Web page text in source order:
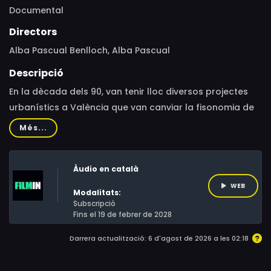
Documental
Directors
Alba Pascual Benlloch, Alba Pascual
Descripció
En la dècada dels 90, van tenir lloc diversos projectes
urbanístics a València que van canviar la fisonomia de
la ciutat. L'urbs es va expandir afectant grans
superfícies d'horta periurbana. Centenars d'hectàrees
d'horta productiva van sucumbir sota l'asfalt. Moltes
famílies que habitaven històriques alqueries es van
veure forçades a abandonar els seus habitatges i una
forma de vida arrelada en la terra que ja conreaven els
seus avantpassats. Dos dels seus protagonistes, que
van viure aquests fets sent molt joves, ens mostren
Més...
Àudio en català
Modalitats:
Subscripció
Fins el 19 de febrer de 2028
WEB
Darrera actualització: 6 d'agost de 2026 a les 02:18